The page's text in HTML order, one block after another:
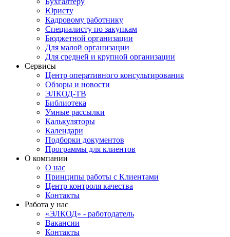
Юристу
Кадровому работнику
Специалисту по закупкам
Бюджетной организации
Для малой организации
Для средней и крупной организации
Сервисы
Центр оперативного консультирования
Обзоры и новости
ЭЛКОД-ТВ
Библиотека
Умные рассылки
Калькуляторы
Календари
Подборки документов
Программы для клиентов
О компании
О нас
Принципы работы с Клиентами
Центр контроля качества
Контакты
Работа у нас
«ЭЛКОД» - работодатель
Вакансии
Контакты